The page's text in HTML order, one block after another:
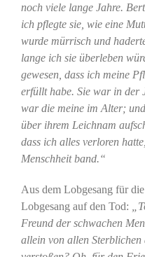
noch viele lange Jahre.
ich pflegte sie, wie eine
wurde mürrisch und
lange ich sie überleben
gewesen, dass ich meine
erfüllt habe. Sie war in der
war die meine im Alter;
über ihrem Leichnam
dass ich alles verloren
Menschheit band.“
Aus dem Lobgesang für
Lobgesang auf den Tod:
Freund der schwachen
allein von allen Sterblichen